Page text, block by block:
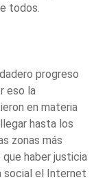
todos.
progreso
eso la
en materia
hasta los
zonas más
haber justicia
social el Internet